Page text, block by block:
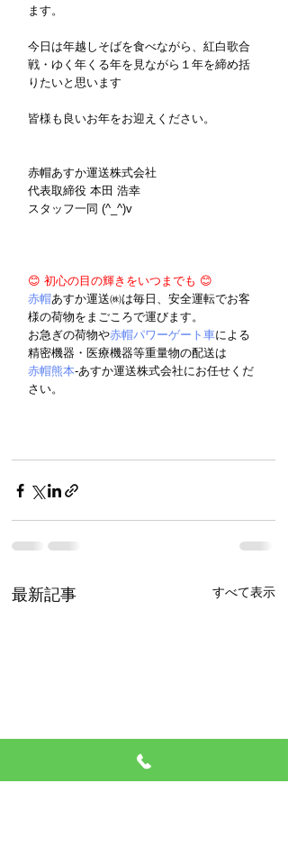
ます。
今日は年越しそばを食べながら、紅白歌合
戦・ゆく年くる年を見ながら１年を締め括
りたいと思います
皆様も良いお年をお迎えください。
赤帽あすか運送株式会社
代表取締役 本田 浩幸
スタッフ一同 (^_^)v
😊 初心の目の輝きをいつまでも 😊
赤帽あすか運送㈱は毎日、安全運転でお客
様の荷物をまごころで運びます。
お急ぎの荷物や赤帽パワーゲート車による
精密機器・医療機器等重量物の配送は
赤帽熊本-あすか運送株式会社にお任せくだ
さい。
最新記事 すべて表示